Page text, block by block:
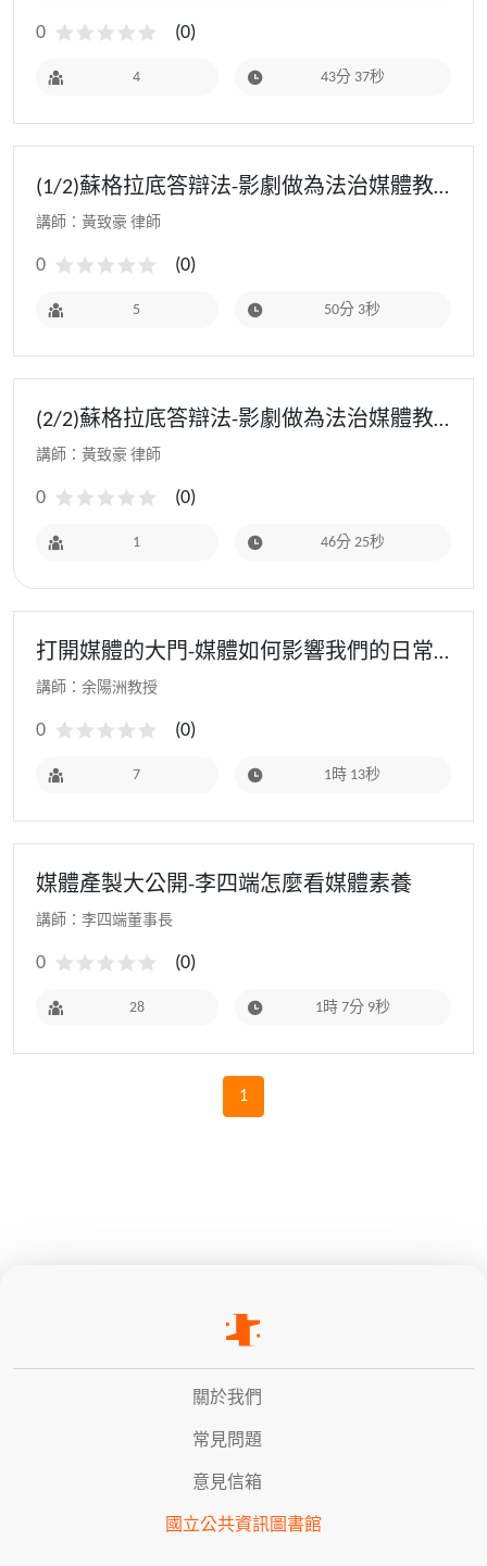
0 (0)
4 43分 37秒
(1/2)蘇格拉底答辯法-影劇做為法治媒體教
育教材 - 112教師研習(初階場)
講師：黃致豪 律師
0 (0)
5 50分 3秒
(2/2)蘇格拉底答辯法-影劇做為法治媒體教
育教材 - 112教師研習(初階場)
講師：黃致豪 律師
0 (0)
1 46分 25秒
打開媒體的大門-媒體如何影響我們的日常
生活
講師：余陽洲教授
0 (0)
7 1時 13秒
媒體產製大公開-李四端怎麼看媒體素養
講師：李四端董事長
0 (0)
28 1時 7分 9秒
1
關於我們
常見問題
意見信箱
國立公共資訊圖書館